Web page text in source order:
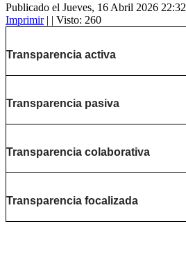
Publicado el Jueves, 16 Abril 2026 22:32
Imprimir| | Visto: 260
Transparencia activa
Transparencia pasiva
Transparencia colaborativa
Transparencia focalizada